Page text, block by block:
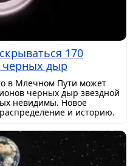
170
дыр
в Млечном Пути может
черных дыр звездной
невидимы. Новое
и историю.